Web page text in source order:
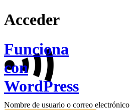
Acceder
Funciona
con
WordPress
Nombre de usuario o correo electrónico